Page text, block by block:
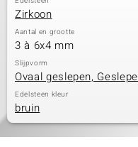
Zirkoon
Aantal en grootte
3 à 6x4 mm
Slijpvorm
Ovaal geslepen,
Edelsteen kleur
bruin